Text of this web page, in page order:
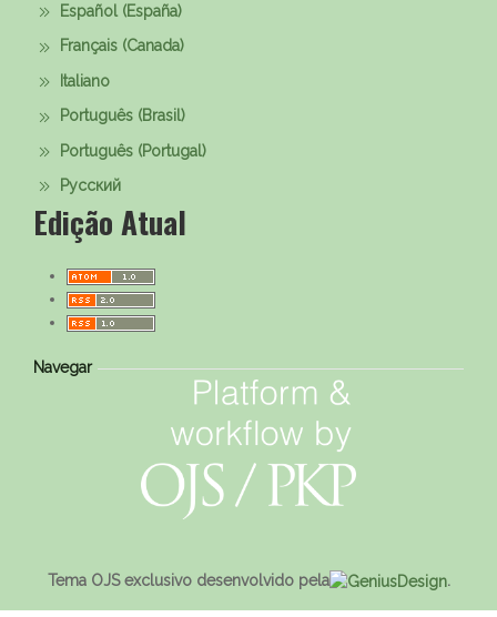
Español (España)
Français (Canada)
Italiano
Português (Brasil)
Português (Portugal)
Русский
Edição Atual
Navegar
Tema OJS exclusivo desenvolvido pela .